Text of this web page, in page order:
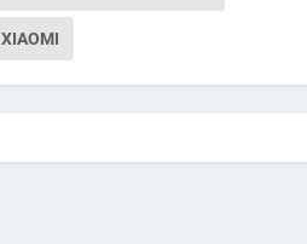
XIAOMI